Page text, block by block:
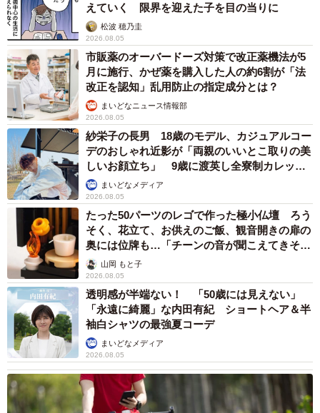
えていく 限界を迎えた子を目の当りに
松波 穂乃圭
2026.08.05
市販薬のオーバードーズ対策で改正薬機法が5
月に施行、かぜ薬を購入した人の約6割が「法
改正を認知」乱用防止の指定成分とは？
まいどなニュース情報部
2026.08.05
紗栄子の長男 18歳のモデル、カジュアルコー
デのおしゃれ近影が「両親のいいとこ取りの美
しいお顔立ち」 9歳に渡英し全寮制カレッジ
で学ぶまいどなメディア
2026.08.05
たった50パーツのレゴで作った極小仏壇 ろう
そく、花立て、お供えのご飯、観音開きの扉の
奥には位牌も…「チーンの音が聞こえてきそ
う」山岡 もと子
2026.08.05
透明感が半端ない！ 「50歳には見えない」
「永遠に綺麗」な内田有紀 ショートヘア＆半
袖白シャツの最強夏コーデ
まいどなメディア
2026.08.05